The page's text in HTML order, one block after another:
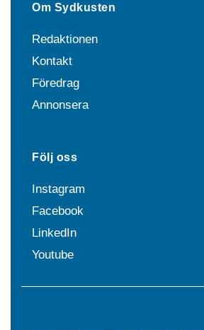
Om Sydkusten
Redaktionen
Kontakt
Föredrag
Annonsera
Följ oss
Instagram
Facebook
LinkedIn
Youtube